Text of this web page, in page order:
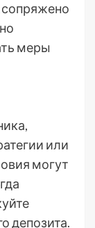
меры
или
могут
депозита.